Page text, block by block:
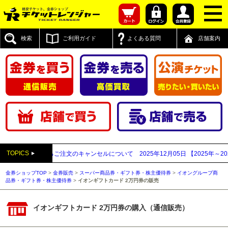
検索 ご利用ガイド よくある質問 店舗案内
TOPICS
と思われるご注文のキャンセルについて 2025年12月05日 【2025年～2026年
金券ショップTOP >金券販売 > スーパー商品券・ギフト券・株主優待券 > イオングループ商
品券・ギフト券・株主優待券 > イオンギフトカード 2万円券の販売
イオンギフトカード 2万円券の購入（通信販売）